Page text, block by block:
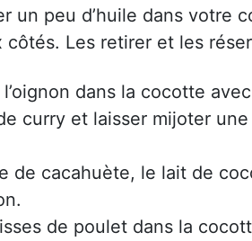
un peu d’huile dans votre
côtés. Les retirer et les
dans la cocotte
curry et laisser mijoter
de cacahuète, le lait de
de poulet dans la